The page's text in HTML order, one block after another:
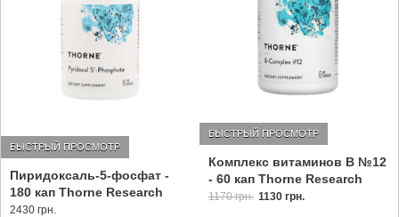
Пиридоксаль-5-фосфат -
180 кап Thorne Research
БЫСТРЫЙ ПРОСМОТР
2430 грн.
Комплекс витаминов B №12
- 60 кап Thorne Research
БЫСТРЫЙ ПРОСМОТР
1170 грн. 1130 грн.